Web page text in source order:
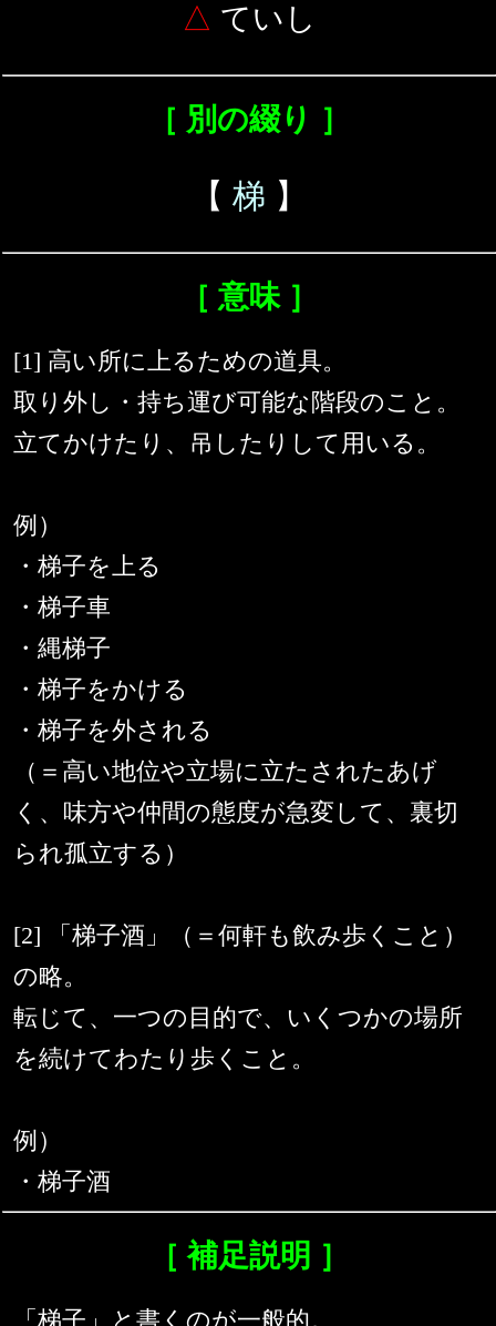
△ ていし
［ 別の綴り ］
【 梯 】
［ 意味 ］
[1] 高い所に上るための道具。
取り外し・持ち運び可能な階段のこと。
立てかけたり、吊したりして用いる。
例）
・梯子を上る
・梯子車
・縄梯子
・梯子をかける
・梯子を外される
（＝高い地位や立場に立たされたあげ
く、味方や仲間の態度が急変して、裏切
られ孤立する）
[2] 「梯子酒」（＝何軒も飲み歩くこと）
の略。
転じて、一つの目的で、いくつかの場所
を続けてわたり歩くこと。
例）
・梯子酒
［ 補足説明 ］
「梯子」と書くのが一般的。